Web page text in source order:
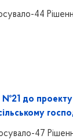
44
№21 до
47